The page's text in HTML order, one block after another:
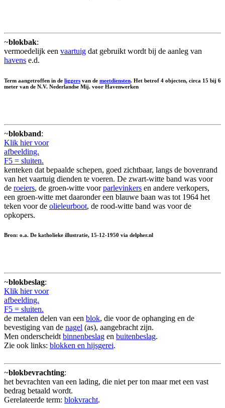
~blokbak:
vermoedelijk een vaartuig dat gebruikt wordt bij de aanleg van
havens e.d.
Term aangetroffen in de liggers van de meetdiensten. Het betrof 4 objecten, circa 15 bij 6
meter van de N.V. Nederlandse Mij. voor Havenwerken
~blokband:
Klik hier voor
afbeelding.
F5 = sluiten.
kenteken dat bepaalde schepen, goed zichtbaar, langs de bovenrand
van het vaartuig dienden te voeren. De zwart-witte band was voor
de roeiers, de groen-witte voorparlevinkers en andere verkopers,
een groen-witte met daaronder een blauwe baan was tot 1964 het
teken voor de olieleurboot, de rood-witte band was voor de
opkopers.
Bron: o.a. De katholieke illustratie, 15-12-1950 via delpher.nl
~blokbeslag:
Klik hier voor
afbeelding.
F5 = sluiten.
de metalen delen van een blok, die voor de ophanging en de
bevestiging van de nagel (as), aangebracht zijn.
Men onderscheidtbinnenbeslag en buitenbeslag.
Zie ook links: blokken en hijsgerei.
~blokbevrachting:
het bevrachten van een lading, die niet per ton maar met een vast
bedrag betaald wordt.
Gerelateerde term: blokvracht.